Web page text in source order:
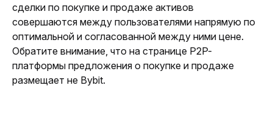
сделки по покупке и продаже активов
совершаются между пользователями напрямую по
оптимальной и согласованной между ними цене.
Обратите внимание, что на странице P2P-
платформы предложения о покупке и продаже
размещает не Bybit.